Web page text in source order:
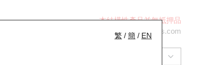
本結構性產品並無抵押品
ol-hkwarrants@ubs.com
繁 / 簡 / EN